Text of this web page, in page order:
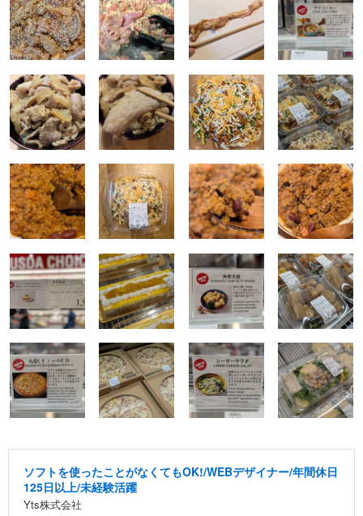
ソフトを使ったことがなくてもOK!/WEBデザイナー/年間休日
125日以上/未経験活躍
Yts株式会社